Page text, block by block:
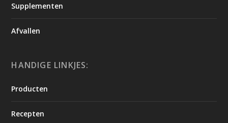
Supplementen
Afvallen
HANDIGE LINKJES:
Producten
Recepten